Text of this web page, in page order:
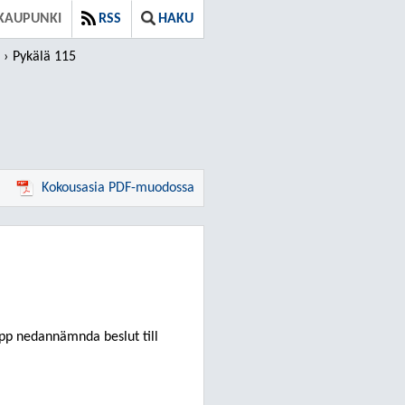
RSS HAKU
Pykälä 115
Kokousasia PDF-muodossa
nedannämnda beslut till